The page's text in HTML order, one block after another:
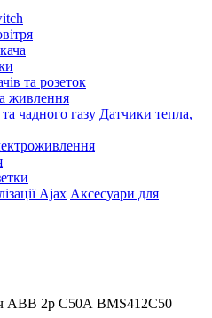
та розеток
живлення
Датчики тепла,
Аксесуари для
ABB 2р С50А BMS412C50